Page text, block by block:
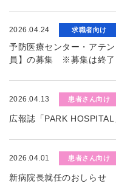
2026.04.24 求職者向け
予防医療センター・アテ
員】の募集 ※募集は終了
2026.04.13 患者さん向け
広報誌「PARK
2026.04.01 患者さん向け
新病院長就任のおしらせ